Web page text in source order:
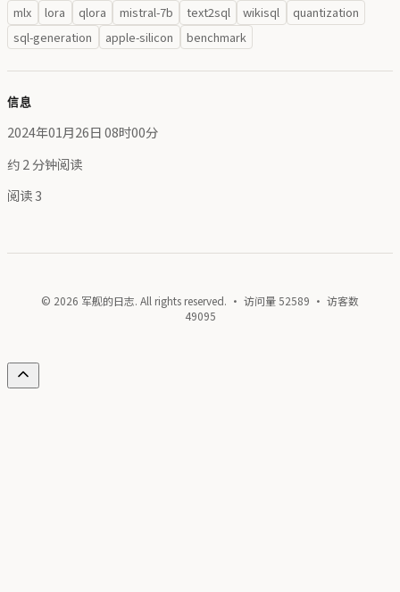
mlx lora qlora mistral-7b text2sql wikisql
quantization
sql-generation
apple-silicon benchmark
信息
2024年01月26日 08时00分
约 2 分钟阅读
阅读3
© 2026 军舰的日志. All rights reserved. · 访问量52589 · 访客数
49095